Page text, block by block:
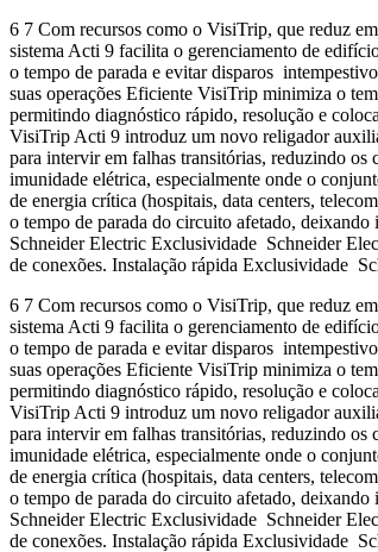
6 7 Com recursos como o VisiTrip, que reduz
sistema Acti 9 facilita o gerenciamento de
o tempo de parada e evitar disparos
suas operações Eficiente VisiTrip minimiza o
permitindo diagnóstico rápido, resolução e
VisiTrip Acti 9 introduz um novo religador
para intervir em falhas transitórias, reduzindo os
imunidade elétrica, especialmente onde o
de energia crítica (hospitais, data centers,
o tempo de parada do circuito afetado,
Schneider Electric Exclusividade Schneider
de conexões. Instalação rápida Exclusividade
6 7 Com recursos como o VisiTrip, que reduz
sistema Acti 9 facilita o gerenciamento de
o tempo de parada e evitar disparos
suas operações Eficiente VisiTrip minimiza o
permitindo diagnóstico rápido, resolução e
VisiTrip Acti 9 introduz um novo religador
para intervir em falhas transitórias, reduzindo os
imunidade elétrica, especialmente onde o
de energia crítica (hospitais, data centers,
o tempo de parada do circuito afetado,
Schneider Electric Exclusividade Schneider
de conexões. Instalação rápida Exclusividade